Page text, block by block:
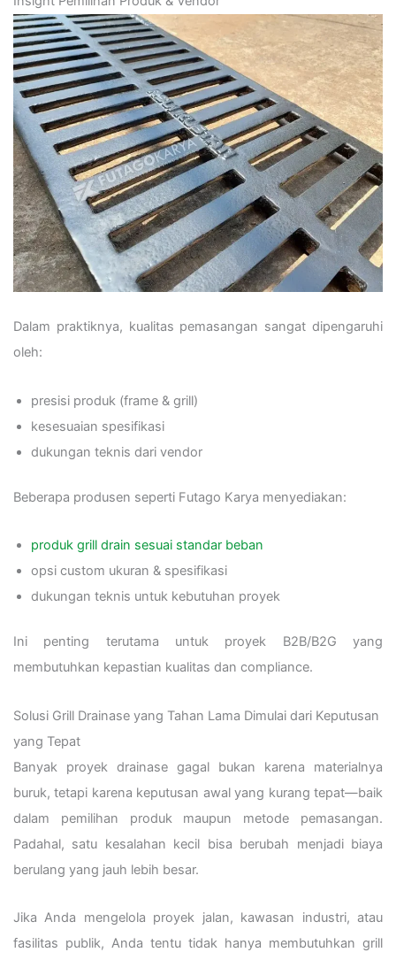
Dalam praktiknya, kualitas pemasangan sangat dipengaruhi
oleh:
presisi produk (frame & grill)
kesesuaian spesifikasi
dukungan teknis dari vendor
Beberapa produsen seperti Futago Karya menyediakan:
produk grill drain sesuai standar beban
opsi custom ukuran & spesifikasi
dukungan teknis untuk kebutuhan proyek
Ini penting terutama untuk proyek B2B/B2G yang
membutuhkan kepastian kualitas dan compliance.
Solusi Grill Drainase yang Tahan Lama Dimulai dari Keputusan
yang Tepat
Banyak proyek drainase gagal bukan karena materialnya
buruk, tetapi karena keputusan awal yang kurang tepat—baik
dalam pemilihan produk maupun metode pemasangan.
Padahal, satu kesalahan kecil bisa berubah menjadi biaya
berulang yang jauh lebih besar.
Jika Anda mengelola proyek jalan, kawasan industri, atau
fasilitas publik, Anda tentu tidak hanya membutuhkan grill